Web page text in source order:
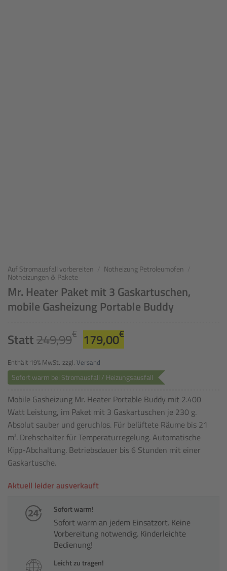
Auf Stromausfall vorbereiten Notheizung Petroleumofen
Notheizungen & Pakete
Mr. Heater Paket mit 3 Gaskartuschen,
mobile Gasheizung Portable Buddy
Statt249,99€ Ursprünglicher
Preis
war:
249,99€
179,00€Aktueller
Preis
179,00€.
Enthält 19% MwSt. zzgl. Versand
Sofort warm bei Stromausfall / Heizungsausfall
Mobile Gasheizung Mr. Heater Portable Buddy mit 2.400
Watt Leistung, im Paket mit 3 Gaskartuschen je 230 g.
Absolut sauber und geruchlos. Für belüftete Räume bis 21
m³. Drehschalter für Temperaturregelung. Automatische
Kipp-Abchaltung. Betriebsdauer bis 6 Stunden mit einer
Gaskartusche.
Aktuell leider ausverkauft
Sofort warm!
Sofort warm an jedem Einsatzort. Keine
Vorbereitung notwendig. Kinderleichte
Bedienung!
Leicht zu tragen!